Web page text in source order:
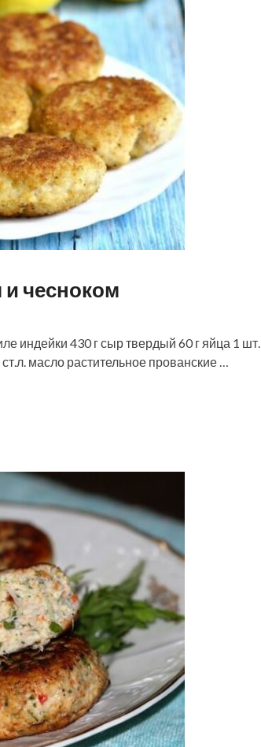
чесноком
индейки 430 г сыр твердый 60 г яйца 1 шт.
масло растительное прованские …